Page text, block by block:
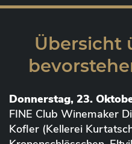
Übersicht
Donnerstag, 23.
FINE Club Winemaker
Kofler (Kellerei